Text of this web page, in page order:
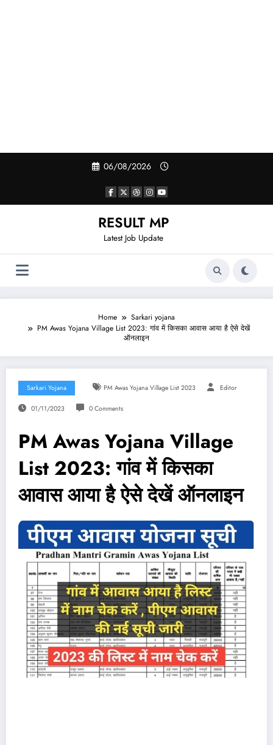
06/08/2026
RESULT MP
Latest Job Update
Home
Sarkari yojana
PM Awas Yojana Village List 2023: गांव में किसका आवास आया है ऐसे देखें
ऑनलाइन
Sarkari Yojana PM Awas Yojana Village List 2023 Editor
01/11/2023 0 Comments
PM Awas Yojana Village
List 2023: गांव में किसका
आवास आया है ऐसे देखें ऑनलाइन